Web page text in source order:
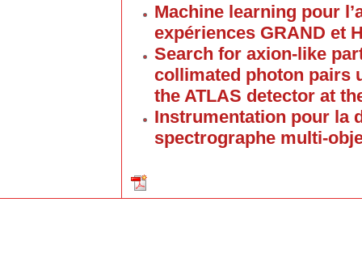
Machine learning pour
expériences GRAND et
Search for axion-like
collimated photon pairs
the ATLAS detector at
Instrumentation pour la
spectrographe multi-